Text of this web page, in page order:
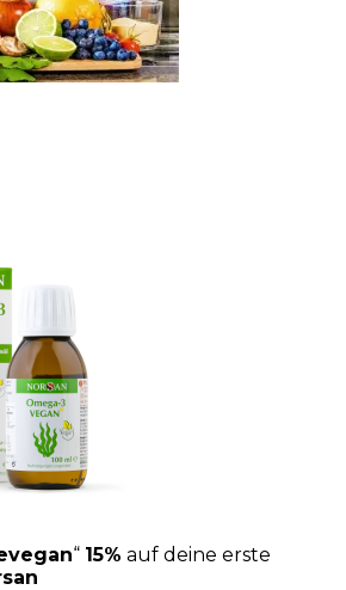
“ 15% auf deine erste